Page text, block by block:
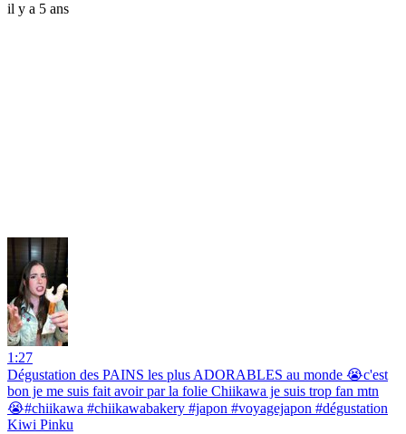
il y a 5 ans
1:27
Dégustation des PAINS les plus ADORABLES au monde 😭c'est
bon je me suis fait avoir par la folie Chiikawa je suis trop fan mtn
😭#chiikawa #chiikawabakery #japon #voyagejapon #dégustation
Kiwi Pinku